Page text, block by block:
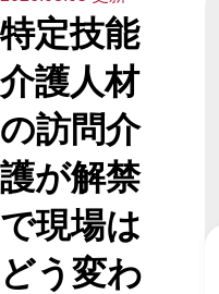
特定技能
介護人材
の訪問介
護が解禁
で現場は
どう変わ